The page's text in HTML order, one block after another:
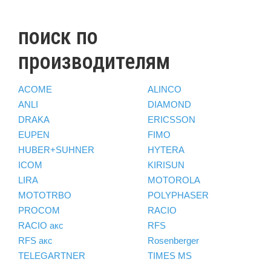
поиск по
производителям
ACOME
ALINCO
ANLI
DIAMOND
DRAKA
ERICSSON
EUPEN
FIMO
HUBER+SUHNER
HYTERA
ICOM
KIRISUN
LIRA
MOTOROLA
MOTOTRBO
POLYPHASER
PROCOM
RACIO
RACIO акс
RFS
RFS акс
Rosenberger
TELEGARTNER
TIMES MS